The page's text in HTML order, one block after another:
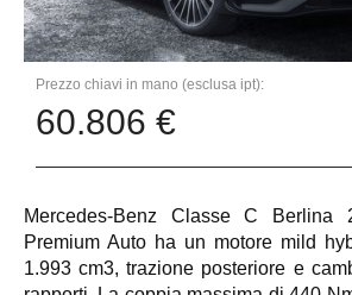
Prezzo chiavi in mano (esclusa ipt):
60.806 €
Mercedes-Benz Classe C Berlina
Premium Auto ha un motore mild
1.993 cm3, trazione posteriore e